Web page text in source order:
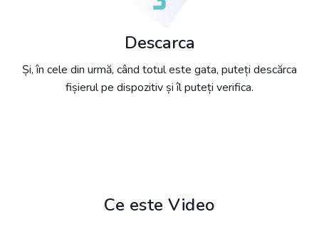
Descarca
Și, în cele din urmă, când totul este gata, puteți descărca
fișierul pe dispozitiv și îl puteți verifica.
Ce este Video